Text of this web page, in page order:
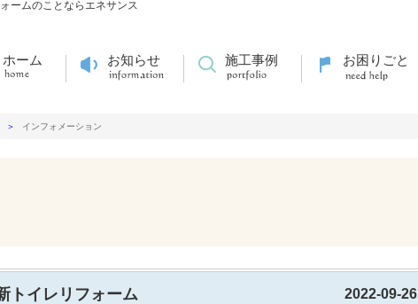
ームのことならエネサンス
ホーム お知らせ 施工事例 お困りごと
インフォメーション
トイレリフォーム 2022-09-26